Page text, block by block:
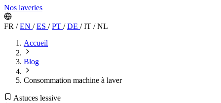
Nos laveries
FR /EN /ES /PT /DE /IT /NL
Accueil
Blog
Consommation machine à laver
Astuces lessive